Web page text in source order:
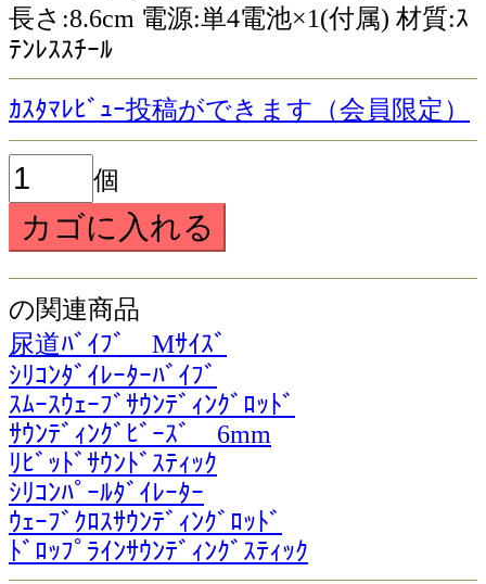
長さ:8.6cm 電源:単4電池×1(付属) 材質:ｽ
ﾃﾝﾚｽｽﾁｰﾙ
ｶｽﾀﾏﾚﾋﾞｭｰ投稿ができます（会員限定）
個
の関連商品
尿道ﾊﾞｲﾌﾞ Mｻｲｽﾞ
ｼﾘｺﾝﾀﾞｲﾚｰﾀｰﾊﾞｲﾌﾞ
ｽﾑｰｽｳｪｰﾌﾞｻｳﾝﾃﾞｨﾝｸﾞﾛｯﾄﾞ
ｻｳﾝﾃﾞｨﾝｸﾞﾋﾞｰｽﾞ 6mm
ﾘﾋﾞｯﾄﾞｻｳﾝﾄﾞｽﾃｨｯｸ
ｼﾘｺﾝﾊﾟｰﾙﾀﾞｲﾚｰﾀｰ
ｳｪｰﾌﾞｸﾛｽｻｳﾝﾃﾞｨﾝｸﾞﾛｯﾄﾞ
ﾄﾞﾛｯﾌﾟﾗｲﾝｻｳﾝﾃﾞｨﾝｸﾞｽﾃｨｯｸ